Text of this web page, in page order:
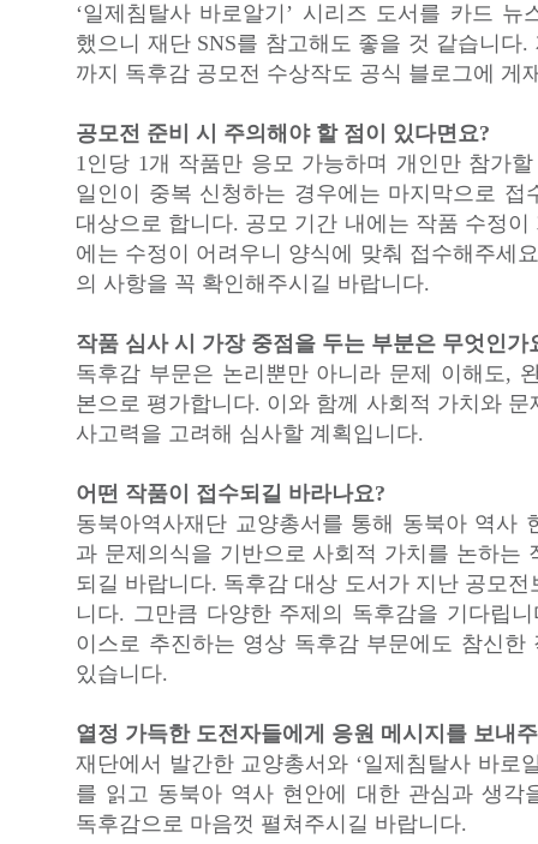
‘일제침탈사 바로알기’ 시리즈 도서를 카드 뉴
했으니 재단 SNS를 참고해도 좋을 것 같습니다.
까지 독후감 공모전 수상작도 공식 블로그에 게
공모전 준비 시 주의해야 할 점이 있다면요?
1인당 1개 작품만 응모 가능하며 개인만 참가
일인이 중복 신청하는 경우에는 마지막으로 접
대상으로 합니다. 공모 기간 내에는 작품 수정이
에는 수정이 어려우니 양식에 맞춰 접수해주세
의 사항을 꼭 확인해주시길 바랍니다.
작품 심사 시 가장 중점을 두는 부분은 무엇인가
독후감 부문은 논리뿐만 아니라 문제 이해도,
본으로 평가합니다. 이와 함께 사회적 가치와 문
사고력을 고려해 심사할 계획입니다.
어떤 작품이 접수되길 바라나요?
동북아역사재단 교양총서를 통해 동북아 역사
과 문제의식을 기반으로 사회적 가치를 논하는
되길 바랍니다. 독후감 대상 도서가 지난 공모전
니다. 그만큼 다양한 주제의 독후감을 기다립
이스로 추진하는 영상 독후감 부문에도 참신한
있습니다.
열정 가득한 도전자들에게 응원 메시지를 보내
재단에서 발간한 교양총서와 ‘일제침탈사 바로
를 읽고 동북아 역사 현안에 대한 관심과 생각
독후감으로 마음껏 펼쳐주시길 바랍니다.